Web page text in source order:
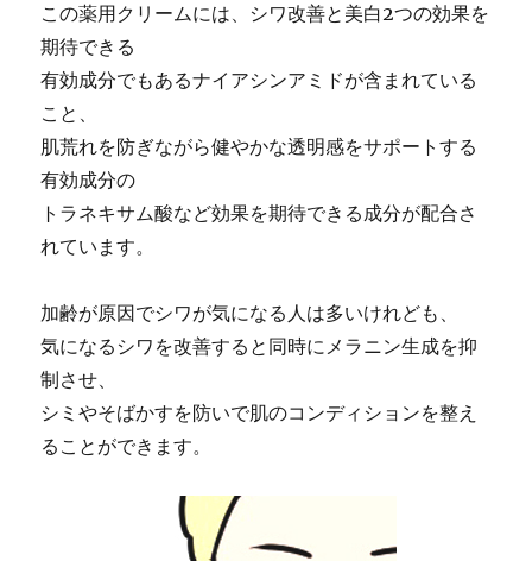
この薬用クリームには、シワ改善と美白2つの効果を
期待できる
有効成分でもあるナイアシンアミドが含まれている
こと、
肌荒れを防ぎながら健やかな透明感をサポートする
有効成分の
トラネキサム酸など効果を期待できる成分が配合さ
れています。
加齢が原因でシワが気になる人は多いけれども、
気になるシワを改善すると同時にメラニン生成を抑
制させ、
シミやそばかすを防いで肌のコンディションを整え
ることができます。